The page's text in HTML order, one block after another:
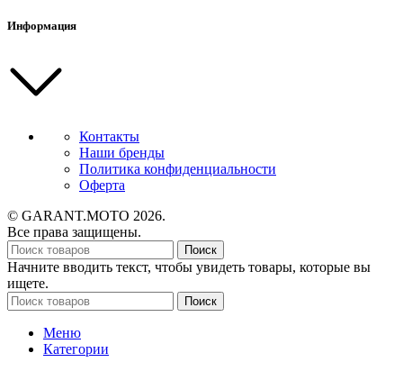
Информация
Контакты
Наши бренды
Политика конфиденциальности
Оферта
© GARANT.MOTO 2026.
Все права защищены.
Поиск
Начните вводить текст, чтобы увидеть товары, которые вы
ищете.
Поиск
Меню
Категории